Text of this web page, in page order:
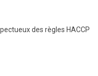
des règles HACCP